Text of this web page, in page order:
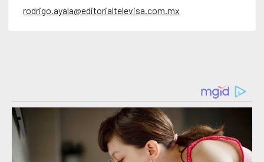
rodrigo.ayala@editorialtelevisa.com.mx